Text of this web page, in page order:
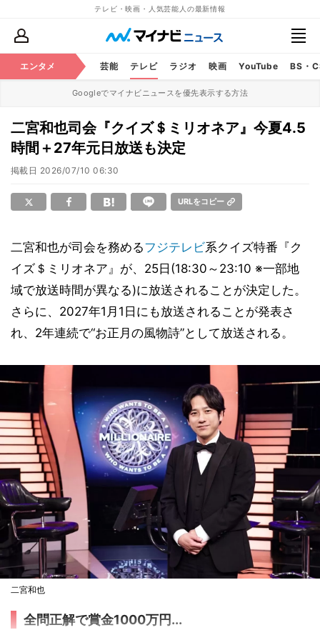
テレビ・映画・人気芸能人の最新情報
エンタメ 芸能 テレビ ラジオ 映画 YouTube BS・
Googleでマイナビニュースを優先表示する方法
二宮和也司会『クイズ＄ミリオネア』今夏4.5
時間＋27年元日放送も決定
掲載日 2026/07/10 06:30
URLをコピー
二宮和也が司会を務めるフジテレビ系クイズ特番『ク
イズ＄ミリオネア』が、25日(18:30～23:10 ※一部地
域で放送時間が異なる)に放送されることが決定した。
さらに、2027年1月1日にも放送されることが発表さ
れ、2年連続で“お正月の風物詩”として放送される。
二宮和也
全問正解で賞金1000万円...